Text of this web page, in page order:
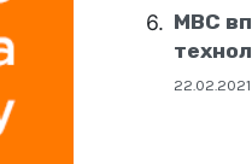
МВС
22.02.2021